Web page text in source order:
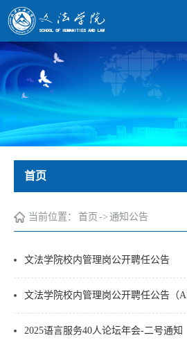
首页
当前位置： 首页 -> 通知公告
文法学院校内管理岗公开聘任公告
文法学院校内管理岗公开聘任公告（A
2025语言服务40人论坛年会-二号通知